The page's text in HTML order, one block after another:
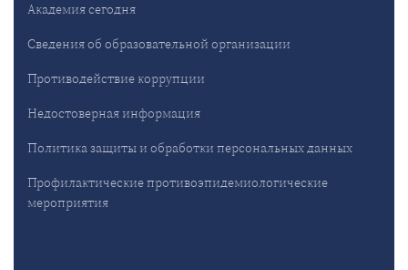
Академия сегодня
Сведения об образовательной организации
Противодействие коррупции
Недостоверная информация
Политика защиты и обработки персональных данных
Профилактические противоэпидемиологические
мероприятия